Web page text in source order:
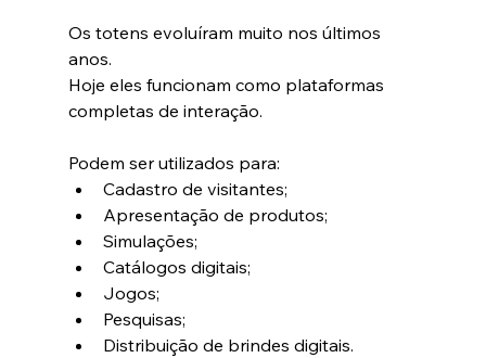
Os totens evoluíram muito nos últimos
anos.
Hoje eles funcionam como plataformas
completas de interação.
Podem ser utilizados para:
Cadastro de visitantes;
Apresentação de produtos;
Simulações;
Catálogos digitais;
Jogos;
Pesquisas;
Distribuição de brindes digitais.